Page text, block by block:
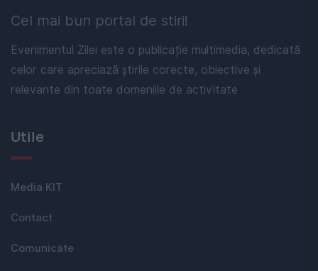
Cel mai bun portal de stiri!
Evenimentul Zilei este o publicație multimedia, dedicată
celor care apreciază știrile corecte, obiective și
relevante din toate domeniile de activitate
Utile
Media KIT
Contact
Comunicate